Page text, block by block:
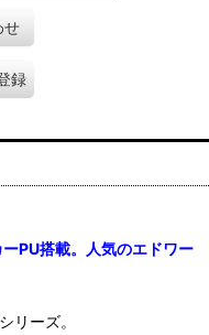
せ
録
PU搭載。人気のエドワー
リーズ。